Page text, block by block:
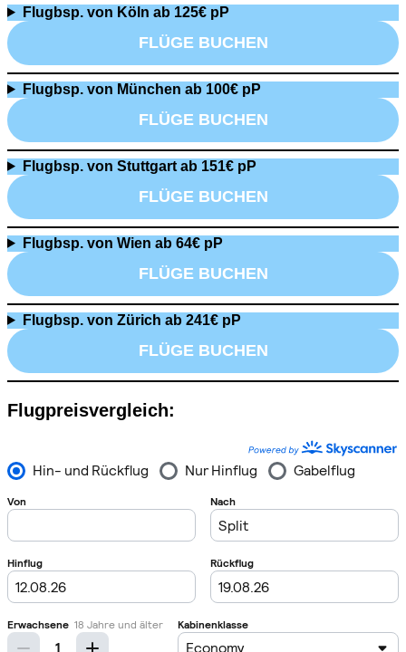
Flugbsp. von Köln ab 125€ pP
FLÜGE BUCHEN
Flugbsp. von München ab 100€ pP
FLÜGE BUCHEN
Flugbsp. von Stuttgart ab 151€ pP
FLÜGE BUCHEN
Flugbsp. von Wien ab 64€ pP
FLÜGE BUCHEN
Flugbsp. von Zürich ab 241€ pP
FLÜGE BUCHEN
Flugpreisvergleich: